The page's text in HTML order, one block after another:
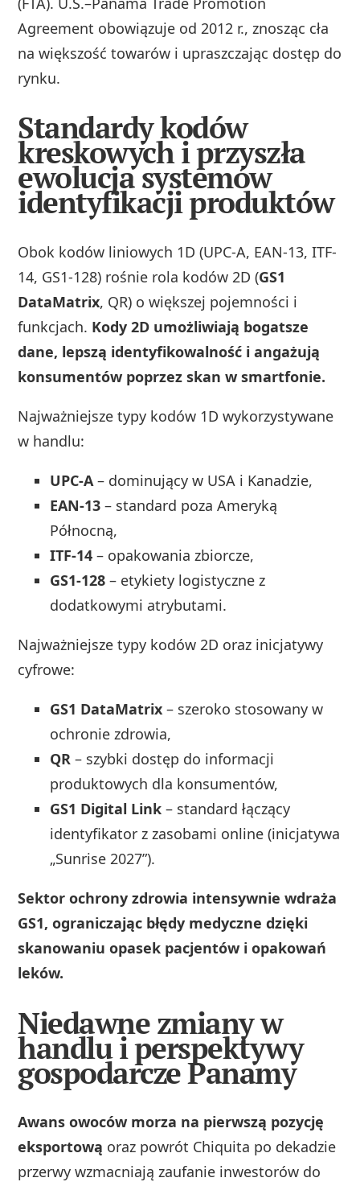
Agreement obowiązuje od 2012 r., znosząc cła
na większość towarów i upraszczając dostęp do
rynku.
Standardy kodów
kreskowych i przyszła
ewolucja systemów
identyfikacji produktów
Obok kodów liniowych 1D (UPC-A, EAN-13, ITF-
14, GS1-128) rośnie rola kodów 2D (GS1
DataMatrix, QR) o większej pojemności i
funkcjach. Kody 2D umożliwiają bogatsze
dane, lepszą identyfikowalność i angażują
konsumentów poprzez skan w smartfonie.
Najważniejsze typy kodów 1D wykorzystywane
w handlu:
UPC-A– dominujący w USA i Kanadzie,
EAN-13 – standard poza Ameryką
Północną,
ITF-14 – opakowania zbiorcze,
GS1-128 – etykiety logistyczne z
dodatkowymi atrybutami.
Najważniejsze typy kodów 2D oraz inicjatywy
cyfrowe:
GS1 DataMatrix – szeroko stosowany w
ochronie zdrowia,
QR – szybki dostęp do informacji
produktowych dla konsumentów,
GS1 Digital Link – standard łączący
identyfikator z zasobami online (inicjatywa
„Sunrise 2027”).
Sektor ochrony zdrowia intensywnie wdraża
GS1, ograniczając błędy medyczne dzięki
skanowaniu opasek pacjentów i opakowań
leków.
Niedawne zmiany w
handlu i perspektywy
gospodarcze Panamy
Awans owoców morza na pierwszą pozycję
eksportową oraz powrót Chiquita po dekadzie
przerwy wzmacniają zaufanie inwestorów do